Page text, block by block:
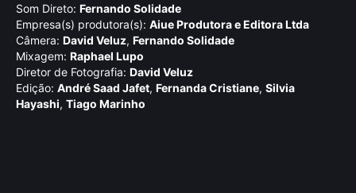
Som Direto: Fernando Solidade
Empresa(s) produtora(s): Aiue Produtora e Editora Ltda
Câmera: David Veluz, Fernando Solidade
Mixagem: Raphael Lupo
Diretor de Fotografia: David Veluz
Edição: André Saad Jafet, Fernanda Cristiane, Silvia
Hayashi, Tiago Marinho